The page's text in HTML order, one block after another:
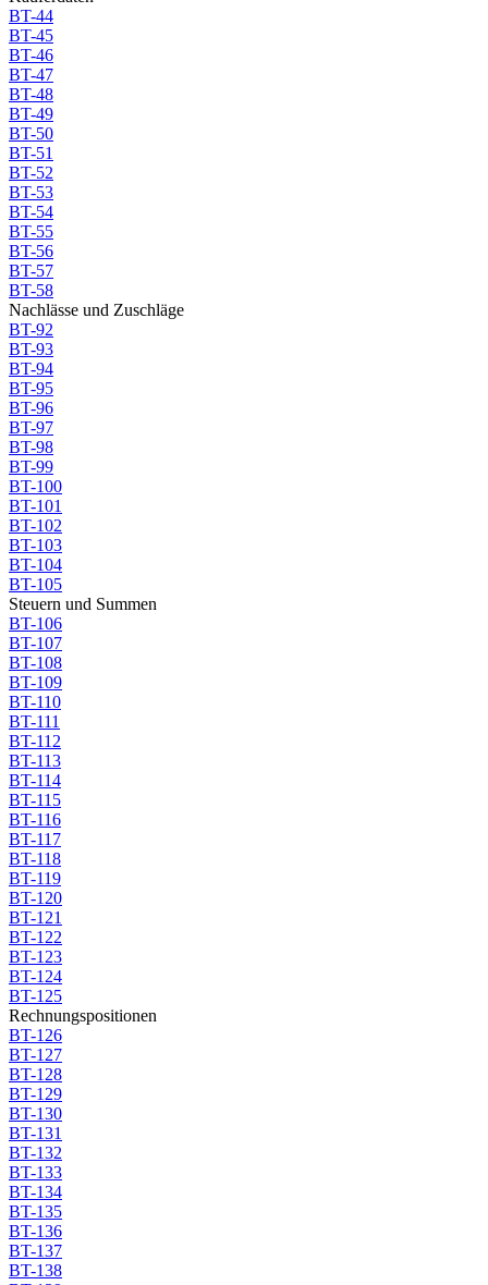
BT-44
BT-45
BT-46
BT-47
BT-48
BT-49
BT-50
BT-51
BT-52
BT-53
BT-54
BT-55
BT-56
BT-57
BT-58
Nachlässe und Zuschläge
BT-92
BT-93
BT-94
BT-95
BT-96
BT-97
BT-98
BT-99
BT-100
BT-101
BT-102
BT-103
BT-104
BT-105
Steuern und Summen
BT-106
BT-107
BT-108
BT-109
BT-110
BT-111
BT-112
BT-113
BT-114
BT-115
BT-116
BT-117
BT-118
BT-119
BT-120
BT-121
BT-122
BT-123
BT-124
BT-125
Rechnungspositionen
BT-126
BT-127
BT-128
BT-129
BT-130
BT-131
BT-132
BT-133
BT-134
BT-135
BT-136
BT-137
BT-138